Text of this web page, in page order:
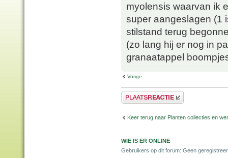
myolensis waarvan ik
super aangeslagen (1
stilstand terug
(zo lang hij er nog in
granaatappel
Vorige
Plaats een reactie
Keer terug naar Planten collecties en
WIE IS ER ONLINE
Gebruikers op dit forum: Geen